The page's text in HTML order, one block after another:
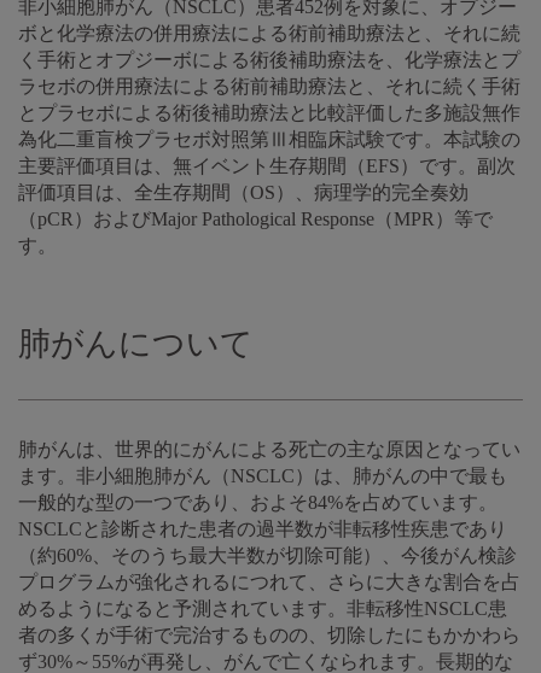
非小細胞肺がん（NSCLC）患者452例を対象に、オプジー
ボと化学療法の併用療法による術前補助療法と、それに続
く手術とオプジーボによる術後補助療法を、化学療法とプ
ラセボの併用療法による術前補助療法と、それに続く手術
とプラセボによる術後補助療法と比較評価した多施設無作
為化二重盲検プラセボ対照第Ⅲ相臨床試験です。本試験の
主要評価項目は、無イベント生存期間（EFS）です。副次
評価項目は、全生存期間（OS）、病理学的完全奏効
（pCR）およびMajor Pathological Response（MPR）等で
す。
肺がんについて
肺がんは、世界的にがんによる死亡の主な原因となってい
ます。非小細胞肺がん（NSCLC）は、肺がんの中で最も
一般的な型の一つであり、およそ84%を占めています。
NSCLCと診断された患者の過半数が非転移性疾患であり
（約60%、そのうち最大半数が切除可能）、今後がん検診
プログラムが強化されるにつれて、さらに大きな割合を占
めるようになると予測されています。非転移性NSCLC患
者の多くが手術で完治するものの、切除したにもかかわら
ず30%～55%が再発し、がんで亡くなられます。長期的な